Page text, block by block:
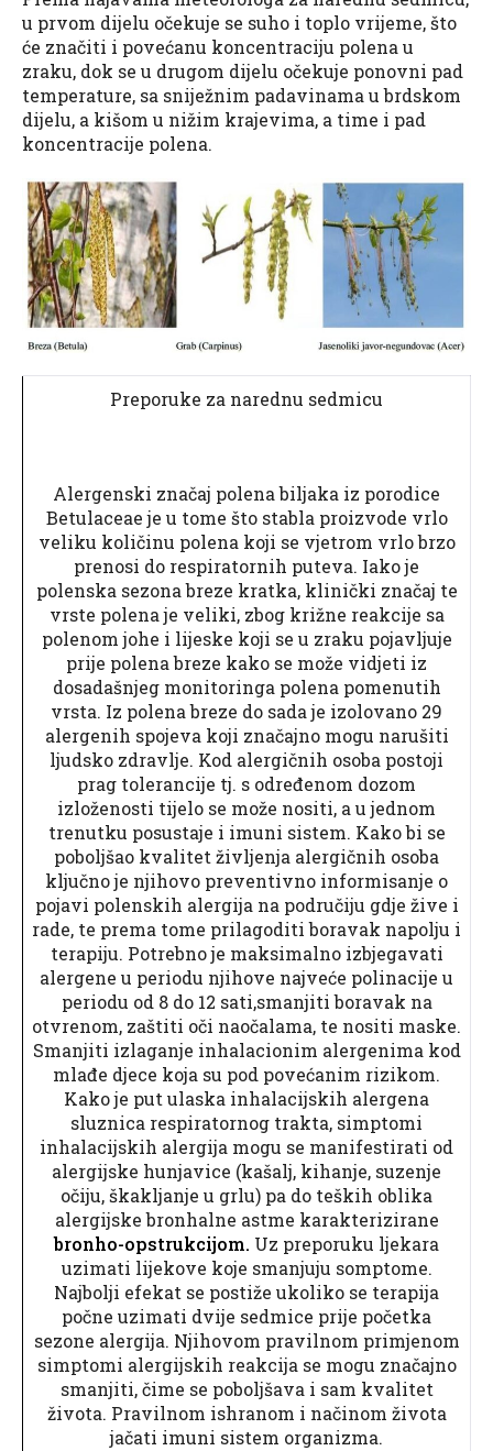
u prvom dijelu očekuje se suho i toplo vrijeme, što
će značiti i povećanu koncentraciju polena u
zraku, dok se u drugom dijelu očekuje ponovni pad
temperature, sa sniježnim padavinama u brdskom
dijelu, a kišom u nižim krajevima, a time i pad
koncentracije polena.
Preporuke za narednu sedmicu
Alergenski značaj polena biljaka iz porodice
Betulaceae je u tome što stabla proizvode vrlo
veliku količinu polena koji se vjetrom vrlo brzo
prenosi do respiratornih puteva. Iako je
polenska sezona breze kratka, klinički značaj te
vrste polena je veliki, zbog križne reakcije sa
polenom johe i lijeske koji se u zraku pojavljuje
prije polena breze kako se može vidjeti iz
dosadašnjeg monitoringa polena pomenutih
vrsta. Iz polena breze do sada je izolovano 29
alergenih spojeva koji značajno mogu narušiti
ljudsko zdravlje. Kod alergičnih osoba postoji
prag tolerancije tj. s određenom dozom
izloženosti tijelo se može nositi, a u jednom
trenutku posustaje i imuni sistem. Kako bi se
poboljšao kvalitet življenja alergičnih osoba
ključno je njihovo preventivno informisanje o
pojavi polenskih alergija na područiju gdje žive i
rade, te prema tome prilagoditi boravak napolju i
terapiju. Potrebno je maksimalno izbjegavati
alergene u periodu njihove najveće polinacije u
periodu od 8 do 12 sati,smanjiti boravak na
otvrenom, zaštiti oči naočalama, te nositi maske.
Smanjiti izlaganje inhalacionim alergenima kod
mlađe djece koja su pod povećanim rizikom.
Kako je put ulaska inhalacijskih alergena
sluznica respiratornog trakta, simptomi
inhalacijskih alergija mogu se manifestirati od
alergijske hunjavice (kašalj, kihanje, suzenje
očiju, škakljanje u grlu) pa do teških oblika
alergijske bronhalne astme karakterizirane
bronho-opstrukcijom. Uz preporuku ljekara
uzimati lijekove koje smanjuju somptome.
Najbolji efekat se postiže ukoliko se terapija
počne uzimati dvije sedmice prije početka
sezone alergija. Njihovom pravilnom primjenom
simptomi alergijskih reakcija se mogu značajno
smanjiti, čime se poboljšava i sam kvalitet
života. Pravilnom ishranom i načinom života
jačati imuni sistem organizma.